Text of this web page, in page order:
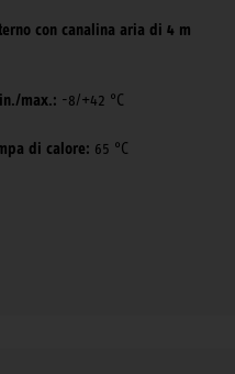
con canalina aria di 4 m
max.: -8/+42 °C
di calore: 65 °C